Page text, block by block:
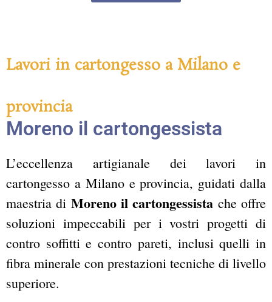
Lavori in cartongesso a Milano e
provincia
Moreno il cartongessista
L’eccellenza artigianale dei lavori in
cartongesso a Milano e provincia, guidati dalla
maestria di Moreno il cartongessista che offre
soluzioni impeccabili per i vostri progetti di
contro soffitti e contro pareti, inclusi quelli in
fibra minerale con prestazioni tecniche di livello
superiore.